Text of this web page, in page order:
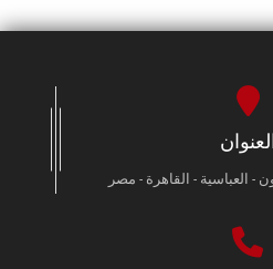
- العباسية - القاهرة - مصر